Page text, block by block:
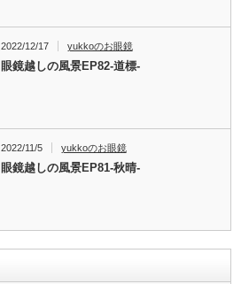
2022/12/17 yukkoのお眼鏡
眼鏡越しの風景EP82-道標-
2022/11/5 yukkoのお眼鏡
眼鏡越しの風景EP81-秋晴-